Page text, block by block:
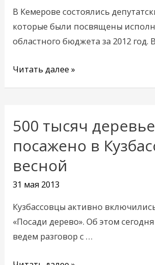
В Кемерове состоялись
которые были посвящены
областного бюджета за 2012 год.
можно
Читать далее »
500 тысяч
посажено в
весной
31 мая 2013
Кузбассовцы активно
«Посади дерево». Об этом
ведем разговор с …
500
деревьев
посажено
в
весной